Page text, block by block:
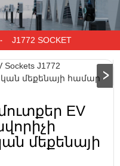
J1772 SOCKET
EV
մեքենայի